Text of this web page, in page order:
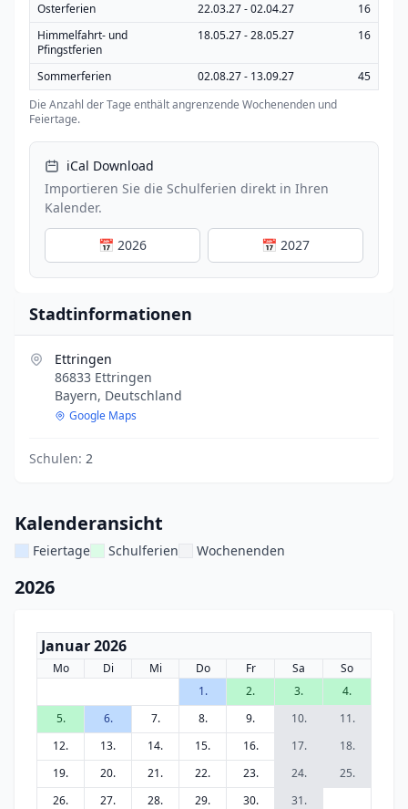
Osterferien
22.03.27 - 02.04.27
16
Himmelfahrt- und
Pfingstferien
18.05.27 - 28.05.27 16
Sommerferien 02.08.27 - 13.09.27
45
Die Anzahl der Tage enthält angrenzende Wochenenden und
Feiertage.
iCal Download
Importieren Sie die Schulferien direkt in Ihren
Kalender.
📅 2026 📅 2027
Stadtinformationen
Ettringen
86833 Ettringen
Bayern, Deutschland
Google Maps
Schulen: 2
Kalenderansicht
Feiertage Schulferien Wochenenden
2026
Januar 2026
Mo Di Mi Do Fr Sa
So
1.
2. 3.
4.
5.
6. 7. 8. 9. 10.
11.
12.
13. 14. 15. 16. 17.
18.
19.
20. 21. 22. 23. 24.
25.
26.
27. 28. 29. 30. 31.